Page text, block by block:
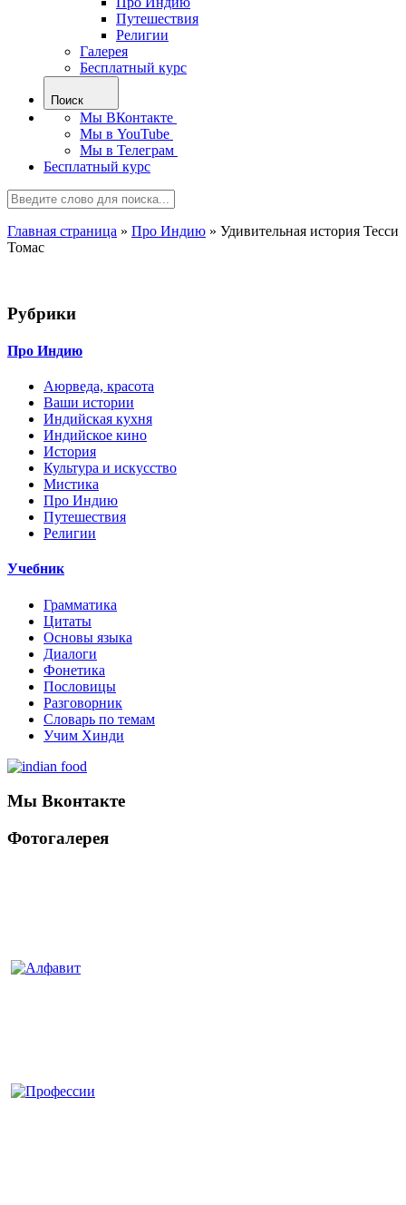
Путешествия
Религии
Галерея
Бесплатный курс
Поиск
Мы ВКонтакте
Мы в YouTube
Мы в Телеграм
Бесплатный курс
Главная страница » Про Индию » Удивительная история Тесси
Томас
Рубрики
Про Индию
Аюрведа, красота
Ваши истории
Индийская кухня
Индийское кино
История
Культура и искусство
Мистика
Про Индию
Путешествия
Религии
Учебник
Грамматика
Цитаты
Основы языка
Диалоги
Фонетика
Пословицы
Разговорник
Словарь по темам
Учим Хинди
Мы Вконтакте
Фотогалерея